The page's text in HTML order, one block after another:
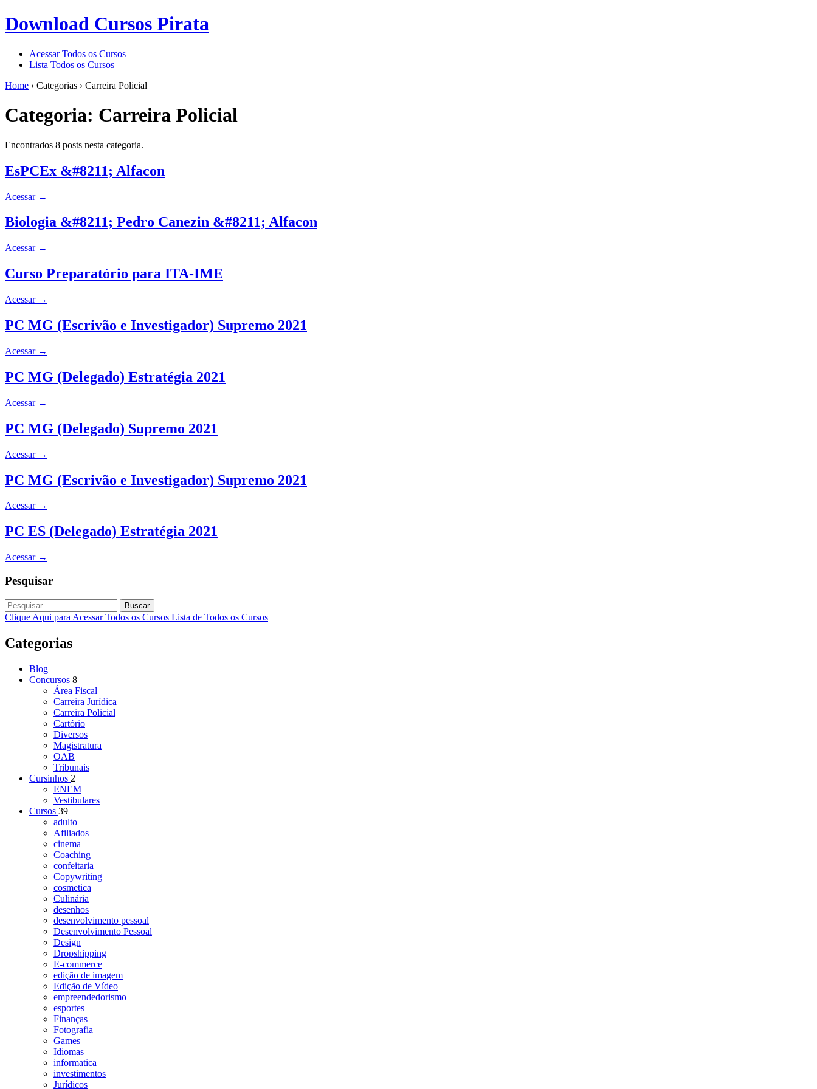
Download Cursos Pirata
Acessar Todos os Cursos
Lista Todos os Cursos
Home › Categorias › Carreira Policial
Categoria: Carreira Policial
Encontrados 8 posts nesta categoria.
EsPCEx &#8211; Alfacon
Acessar →
Biologia &#8211; Pedro Canezin &#8211; Alfacon
Acessar →
Curso Preparatório para ITA-IME
Acessar →
PC MG (Escrivão e Investigador) Supremo 2021
Acessar →
PC MG (Delegado) Estratégia 2021
Acessar →
PC MG (Delegado) Supremo 2021
Acessar →
PC MG (Escrivão e Investigador) Supremo 2021
Acessar →
PC ES (Delegado) Estratégia 2021
Acessar →
Pesquisar
Buscar
Clique Aqui para Acessar Todos os Cursos Lista de Todos os Cursos
Categorias
Blog
Concursos 8
Área Fiscal
Carreira Jurídica
Carreira Policial
Cartório
Diversos
Magistratura
OAB
Tribunais
Cursinhos 2
ENEM
Vestibulares
Cursos 39
adulto
Afiliados
cinema
Coaching
confeitaria
Copywriting
cosmetica
Culinária
desenhos
desenvolvimento pessoal
Desenvolvimento Pessoal
Design
Dropshipping
E-commerce
edição de imagem
Edição de Vídeo
empreendedorismo
esportes
Finanças
Fotografia
Games
Idiomas
informatica
investimentos
Jurídicos